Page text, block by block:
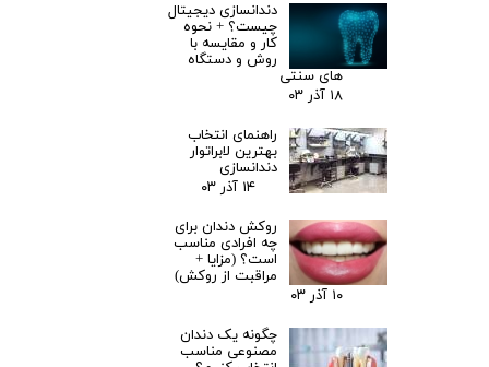
دندانسازی دیجیتال
چیست؟ + نحوه
کار و مقایسه با
روش و دستگاه
های سنتی
۱۸ آذر ۰۳
راهنمای انتخاب
بهترین لابراتوار
دندانسازی
۱۴ آذر ۰۳
روکش دندان برای
چه افرادی مناسب
است؟‌ (مزایا +
مراقبت از روکش)
۱۰ آذر ۰۳
چگونه یک دندان
مصنوعی مناسب